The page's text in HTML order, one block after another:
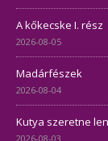
A kőkecske I. rész
2026-08-05
Madárfészek
2026-08-04
Kutya szeretne
2026-08-03